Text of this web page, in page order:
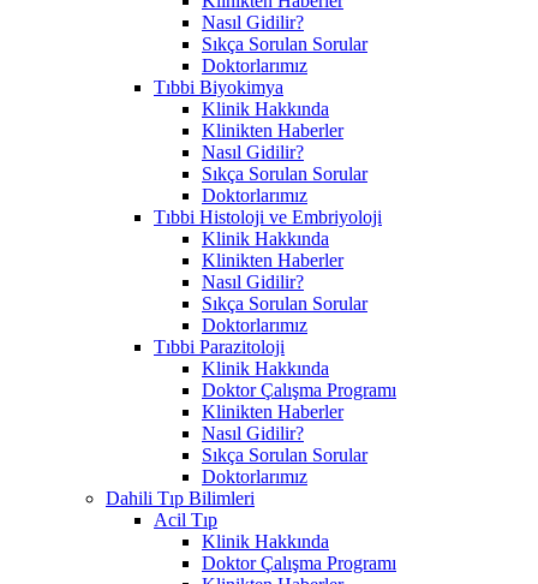
Nasıl Gidilir?
Sıkça Sorulan Sorular
Doktorlarımız
Tıbbi Biyokimya
Klinik Hakkında
Klinikten Haberler
Nasıl Gidilir?
Sıkça Sorulan Sorular
Doktorlarımız
Tıbbi Histoloji ve Embriyoloji
Klinik Hakkında
Klinikten Haberler
Nasıl Gidilir?
Sıkça Sorulan Sorular
Doktorlarımız
Tıbbi Parazitoloji
Klinik Hakkında
Doktor Çalışma Programı
Klinikten Haberler
Nasıl Gidilir?
Sıkça Sorulan Sorular
Doktorlarımız
Dahili Tıp Bilimleri
Acil Tıp
Klinik Hakkında
Doktor Çalışma Programı